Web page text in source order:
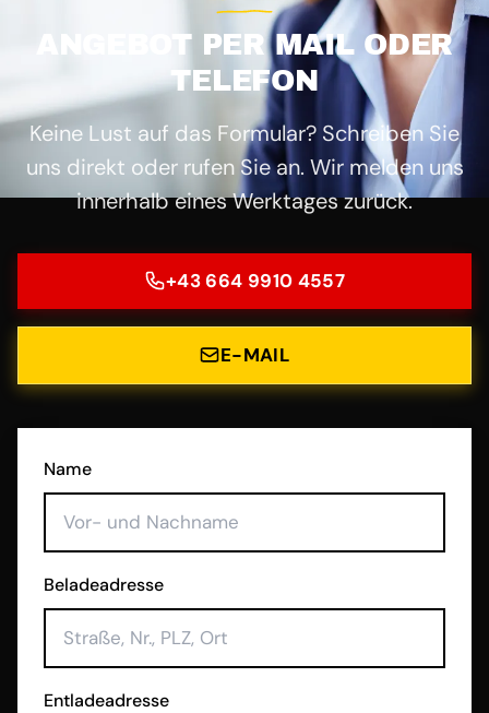
ANGEBOT PER MAIL ODER
TELEFON
Keine Lust auf das Formular? Schreiben Sie
uns direkt oder rufen Sie an. Wir melden uns
innerhalb eines Werktages zurück.
+43 664 9910 4557
E-MAIL
Name
Beladeadresse
Entladeadresse